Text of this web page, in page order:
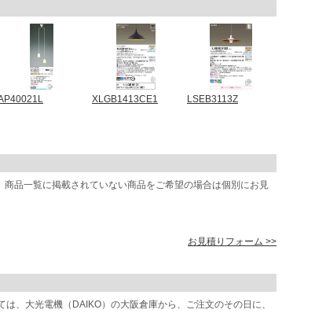
XLGB1413CE1 LSEB3113Z
品一覧に掲載されていない商品をご希望の場合は個別にお見
お見積りフォーム >>
、大光電機（DAIKO）の大阪倉庫から、ご注文のその日に、